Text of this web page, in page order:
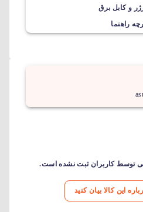
و کابل برق
راهنما
توسط کاربران ثبت نشده است.
این کالا بیان کنید